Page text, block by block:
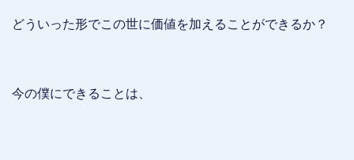
どういった形でこの世に価値を加えることができるか？
今の僕にできることは、